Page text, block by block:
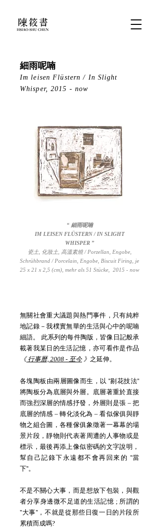
細雨呢喃
Im leisen Flüstern / In Slight
Whisper, 2015 - now
“ 細雨呢喃
IM LEISEN FLÜSTERN / IN SLIGHT
WHISPER ”
瓷土, 化妝土, 高溫素燒 / Porzellan, Engobe,
Schrühbrand / Porcelain, Engobe, Biscuit Firing, je
25 x 21 x 2,5 (cm), mehr als 51 Stücke, 2015 - now
無關社會重大議題與熱門事件，只有純粹
地記錄－我樸實無華的生活與心中的呢喃
細語。 此系列的每件陶版，皆像日記般承
載著我某日的生活記憶，亦可看作是作品
《行事曆, 2008 - 至今》 之延伸。
各塊陶板由兩層圖像而生，以 ''剔花技法''
將陶板分為底層與外層。底層著重於直接
而強烈深層的情感抒發，外層則是張 – 把
底層的情感 – 轉化淡化為 – 看似傢俱與靜
物之組合圖，各種傢俱象徵著一幕幕的場
景片段，靜物則代表著周遭的人事物或是
標示，最後再添上像似密碼的文字說明，
幫自己記錄下永遠都不會再回來的 ''當
下''。
不是不關心大事，而是想放下包裝，與觀
者分享身邊微不足道的生活記憶 ; 所謂的
''大事''，不就是從那些日復一日的片段所
累積而成嗎?